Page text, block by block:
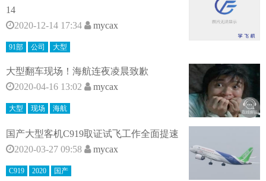
14
2020-12-14 17:34
mycax
91部 公司 大型
大型翻车现场！海航连夜凌晨致歉
2020-04-16 13:02
mycax
大型 现场 海航
国产大型客机C919取证试飞工作全面提速
2020-03-27 09:58
mycax
C919 2020 国产